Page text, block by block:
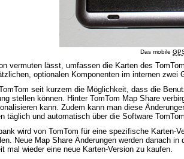
Das mobile
vermuten lässt, umfassen die Karten des
optionalen Komponenten im internen
seit kurzem die Möglichkeit, dass die
stellen können. Hinter TomTom Map Share
kann. Zudem kann man diese
täglich und automatisch über die Software
wird von TomTom für eine spezifische Karten-
Neue Map Share Änderungen werden danach
mal wieder eine neue Karten-Version zu kaufen.